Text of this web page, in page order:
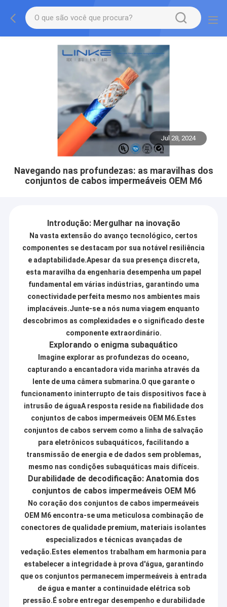
Jul 28, 2024
Navegando nas profundezas: as maravilhas dos
conjuntos de cabos impermeáveis OEM M6
Introdução: Mergulhar na inovação
Na vasta extensão do avanço tecnológico, certos
componentes se destacam por sua notável resiliência
e adaptabilidade.Apesar da sua presença discreta,
esta maravilha da engenharia desempenha um papel
fundamental em várias indústrias, garantindo uma
conectividade perfeita mesmo nos ambientes mais
implacáveis.Junte-se a nós numa viagem enquanto
descobrimos as complexidades e o significado deste
componente extraordinário.
Explorando o enigma subaquático
Imagine explorar as profundezas do oceano,
capturando a encantadora vida marinha através da
lente de uma câmera submarina.O que garante o
funcionamento ininterrupto de tais dispositivos face à
intrusão de águaA resposta reside na fiabilidade dos
conjuntos de cabos impermeáveis OEM M6.Estes
conjuntos de cabos servem como a linha de salvação
para eletrônicos subaquáticos, facilitando a
transmissão de energia e de dados sem problemas,
mesmo nas condições subaquáticas mais difíceis.
Durabilidade de decodificação: Anatomia dos
conjuntos de cabos impermeáveis OEM M6
No coração dos conjuntos de cabos impermeáveis
OEM M6 encontra-se uma meticulosa combinação de
conectores de qualidade premium, materiais isolantes
especializados e técnicas avançadas de
vedação.Estes elementos trabalham em harmonia para
estabelecer a integridade à prova d'água, garantindo
que os conjuntos permanecem impermeáveis à entrada
de água e manter a continuidade elétrica sob
pressão.É sobre entregar desempenho e durabilidade